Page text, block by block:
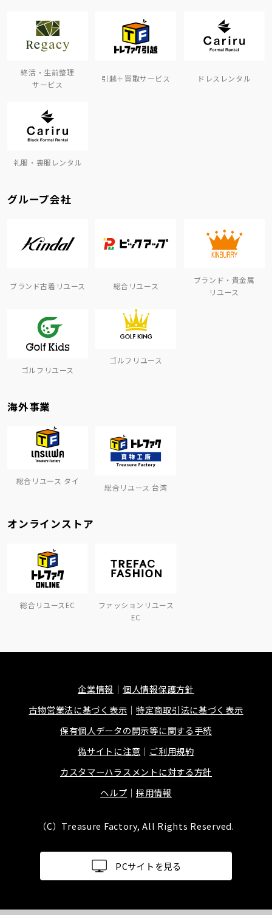
終活・生前整理
サービス
引越＋買取サービス ドレスレンタル
礼服・喪服レンタル
グループ会社
ブランド古着リユース 総合リユース
ブランド・貴金属
リユース
ゴルフリユース
ゴルフリユース
海外事業
総合リユース タイ
総合リユース 台湾
オンラインストア
総合リユースEC
ファッションリユース
EC
企業情報
個人情報保護方針
古物営業法に基づく表示
特定商取引法に基づく表示
保有個人データの開示等に関する手続
偽サイトに注意
ご利用規約
カスタマーハラスメントに対する方針
ヘルプ
採用情報
（C）Treasure Factory, All Rights Reserved.
PCサイトを見る